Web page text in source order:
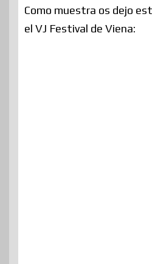
Como muestra os dejo
el VJ Festival de Viena: